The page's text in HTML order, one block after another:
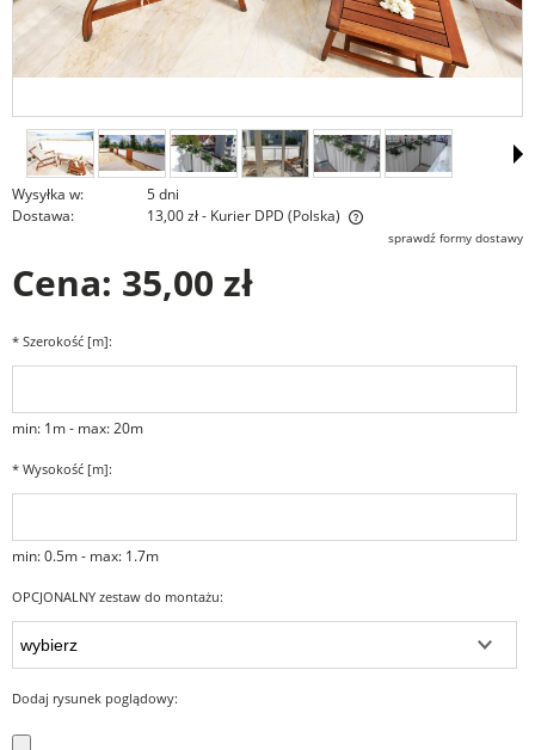
Wysyłka w:
5 dni
Dostawa:
13,00 zł- Kurier DPD (Polska)
Cena nie zawiera ewentualnych kosztów płatnościsprawdź formy dostawy
Cena: 35,00 zł
* Szerokość [m]:
min: 1m - max: 20m
* Wysokość [m]:
min: 0.5m - max: 1.7m
OPCJONALNY zestaw do montażu:
Dodaj rysunek poglądowy: